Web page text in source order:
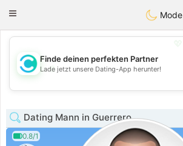
olombiaCitas
Toggle
Mode
💖
💕
Finde deinen perfekten Partner
Lade jetzt unsere Dating-App herunter!
Dating Mann in Guerrero
0.8/1